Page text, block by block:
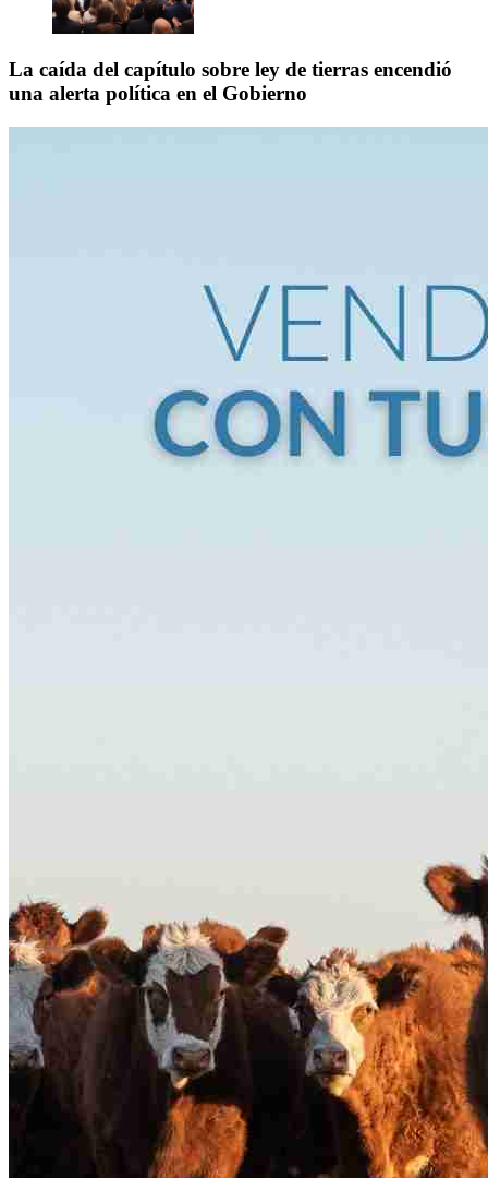
La caída del capítulo sobre ley de tierras encendió
una alerta política en el Gobierno